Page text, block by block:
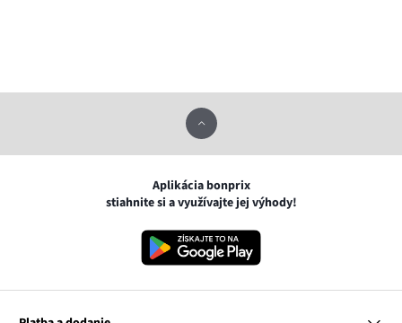
Aplikácia bonprix
stiahnite si a využívajte jej výhody!